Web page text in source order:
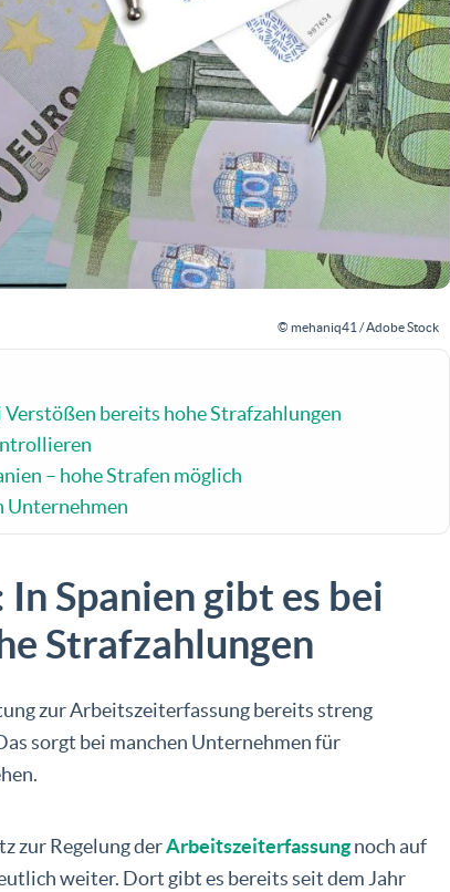
© mehaniq41 / Adobe Stock
bereits hohe Strafzahlungen
– hohe Strafen möglich
Unternehmen
Spanien gibt es bei
Strafzahlungen
zur Arbeitszeiterfassung bereits streng
sorgt bei manchen Unternehmen für
zur Regelung derArbeitszeiterfassungnoch auf
weiter. Dort gibt es bereits seit dem Jahr